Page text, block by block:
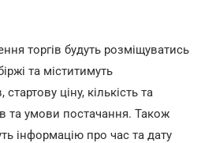
торгів будуть розміщуватись
та міститимуть
ціну, кількість та
та умови постачання. Також
інформацію про час та дату